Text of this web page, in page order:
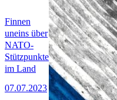
Finnen
uneins über
NATO-
Stützpunkte
im Land
07.07.2023